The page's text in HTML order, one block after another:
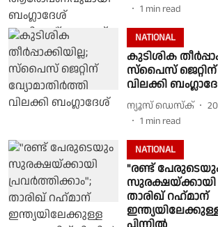
1 min read
NATIONAL
കുടിശിക
സ്പൈസ് ജെറ്റിന്
വിലക്കി
ന്യൂസ് ഡെസ്ക്
1 min read
NATIONAL
"രണ്ട്
സുരക്ഷയ്ക്കായി
താരിഖ് റഹ്‌മാന്